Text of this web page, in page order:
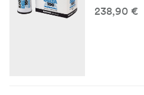
238,90 €